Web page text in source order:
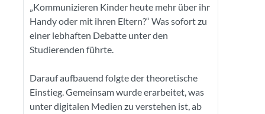
„Kommunizieren Kinder heute mehr über ihr
Handy oder mit ihren Eltern?“ Was sofort zu
einer lebhaften Debatte unter den
Studierenden führte.
Darauf aufbauend folgte der theoretische
Einstieg. Gemeinsam wurde erarbeitet, was
unter digitalen Medien zu verstehen ist, ab